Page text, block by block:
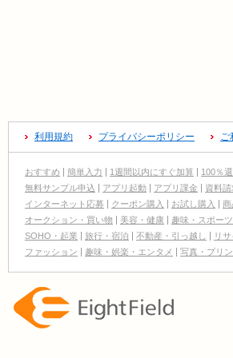
利用規約 プライバシーポリシー ご
おすすめ 簡単入力 1週間以内にすぐ加算 100％
無料サンプル申込
アプリ起動 アプリ課金 資料
インターネット応募
クーポン購入 お試し購入 商
オークション・買い物
美容・健康 趣味・スポーツ
SOHO・起業
旅行・宿泊 不動産・引っ越し リ
ファッション
趣味・娯楽・エンタメ 写真・プリン